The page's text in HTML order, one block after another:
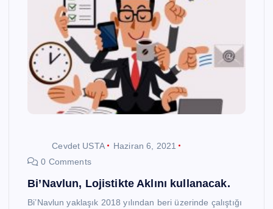
Cevdet USTA
Haziran 6, 2021
0 Comments
Bi’Navlun, Lojistikte Aklını kullanacak.
Bi’Navlun yaklaşık 2018 yılından beri üzerinde çalıştığı